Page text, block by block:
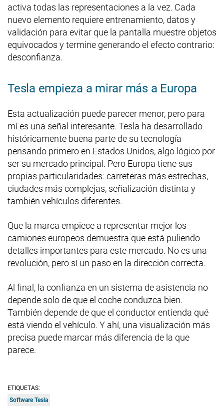
activa todas las representaciones a la vez. Cada
nuevo elemento requiere entrenamiento, datos y
validación para evitar que la pantalla muestre objetos
equivocados y termine generando el efecto contrario:
desconfianza.
Tesla empieza a mirar más a Europa
Esta actualización puede parecer menor, pero para
mí es una señal interesante. Tesla ha desarrollado
históricamente buena parte de su tecnología
pensando primero en Estados Unidos, algo lógico por
ser su mercado principal. Pero Europa tiene sus
propias particularidades: carreteras más estrechas,
ciudades más complejas, señalización distinta y
también vehículos diferentes.
Que la marca empiece a representar mejor los
camiones europeos demuestra que está puliendo
detalles importantes para este mercado. No es una
revolución, pero sí un paso en la dirección correcta.
Al final, la confianza en un sistema de asistencia no
depende solo de que el coche conduzca bien.
También depende de que el conductor entienda qué
está viendo el vehículo. Y ahí, una visualización más
precisa puede marcar más diferencia de la que
parece.
ETIQUETAS:
Software Tesla